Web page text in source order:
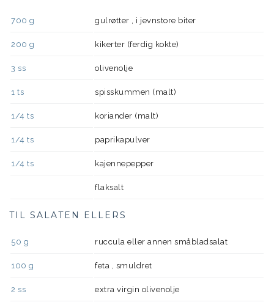
700 g gulrøtter , i jevnstore biter
200 g kikerter (ferdig kokte)
3 ss olivenolje
1 ts spisskummen (malt)
1/4 ts koriander (malt)
1/4 ts paprikapulver
1/4 ts kajennepepper
flaksalt
TIL SALATEN ELLERS
50 g ruccula eller annen småbladsalat
100 g feta , smuldret
2 ss extra virgin olivenolje